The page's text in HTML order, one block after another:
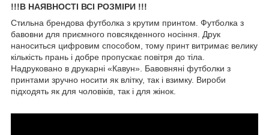
!!!В НАЯВНОСТІ ВСІ РОЗМІРИ !!!
Стильна брендова футболка з крутим принтом. Футболка з
бавовни для приємного повсякденного носіння. Друк
наноситься цифровим способом, тому принт витримає велику
кількість прань і добре пропускає повітря до тіла.
Надруковано в друкарні «Кавун». Бавовняні футболки з
принтами зручно носити як влітку, так і взимку. Вироби
підходять як для чоловіків, так і для жінок.